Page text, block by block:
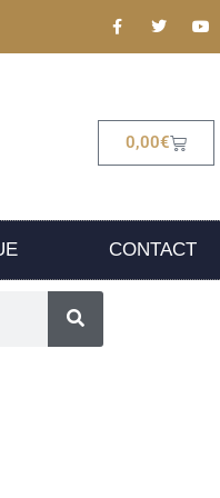
0,00€
CONTACT